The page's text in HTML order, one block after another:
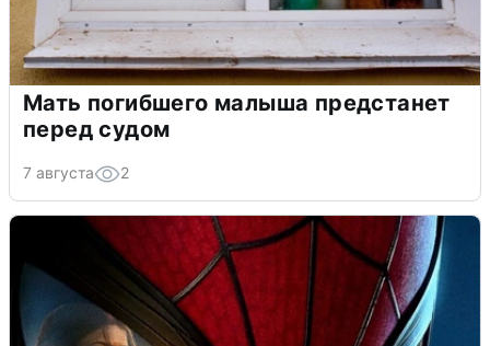
Мать погибшего малыша предстанет
перед судом
7 августа 2